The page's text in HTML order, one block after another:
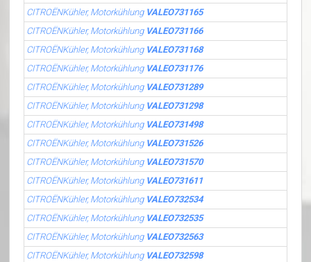
CITROËNKühler, Motorkühlung VALEO731165
CITROËNKühler, Motorkühlung VALEO731166
CITROËNKühler, Motorkühlung VALEO731168
CITROËNKühler, Motorkühlung VALEO731176
CITROËNKühler, Motorkühlung VALEO731289
CITROËNKühler, Motorkühlung VALEO731298
CITROËNKühler, Motorkühlung VALEO731498
CITROËNKühler, Motorkühlung VALEO731526
CITROËNKühler, Motorkühlung VALEO731570
CITROËNKühler, Motorkühlung VALEO731611
CITROËNKühler, Motorkühlung VALEO732534
CITROËNKühler, Motorkühlung VALEO732535
CITROËNKühler, Motorkühlung VALEO732563
CITROËNKühler, Motorkühlung VALEO732598